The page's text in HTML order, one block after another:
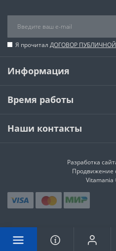
Я прочитал ДОГОВОР
Информация
Время работы
Наши контакты
Разработка
Продвижение
Vitamania